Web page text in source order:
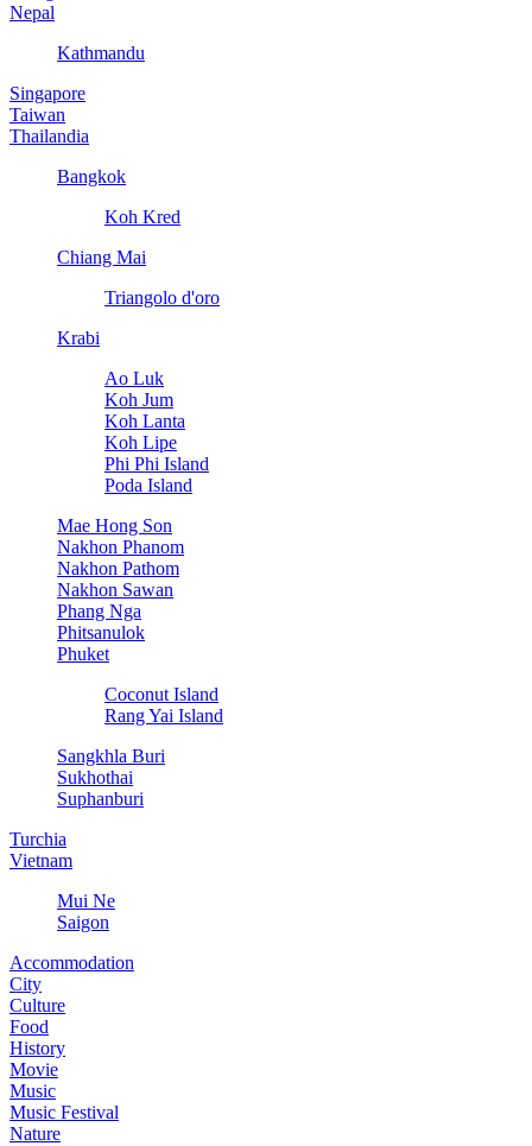
Nepal
Kathmandu
Singapore
Taiwan
Thailandia
Bangkok
Koh Kred
Chiang Mai
Triangolo d'oro
Krabi
Ao Luk
Koh Jum
Koh Lanta
Koh Lipe
Phi Phi Island
Poda Island
Mae Hong Son
Nakhon Phanom
Nakhon Pathom
Nakhon Sawan
Phang Nga
Phitsanulok
Phuket
Coconut Island
Rang Yai Island
Sangkhla Buri
Sukhothai
Suphanburi
Turchia
Vietnam
Mui Ne
Saigon
Accommodation
City
Culture
Food
History
Movie
Music
Music Festival
Nature